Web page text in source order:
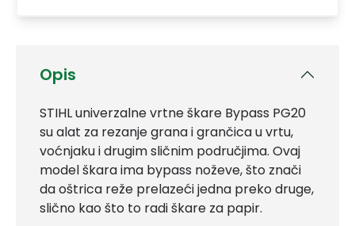
Opis
STIHL univerzalne vrtne škare Bypass PG20
su alat za rezanje grana i grančica u vrtu,
voćnjaku i drugim sličnim područjima. Ovaj
model škara ima bypass noževe, što znači
da oštrica reže prelazeći jedna preko druge,
slično kao što to radi škare za papir.